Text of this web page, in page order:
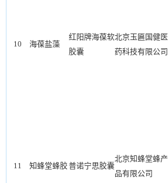
10 海葆盐藻
红阳牌海葆软
胶囊
北京玉匾国健医
药科技有限公司
11 知蜂堂蜂胶普诺宁思胶囊
北京知蜂堂蜂产
品有限公司